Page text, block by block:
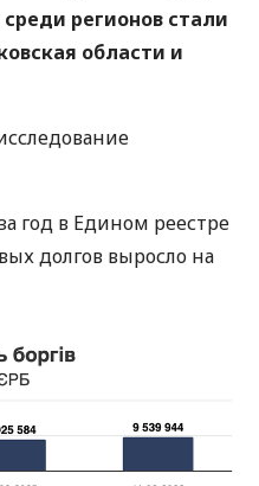
регионов стали
области и
год в Едином реестре
долгов выросло на